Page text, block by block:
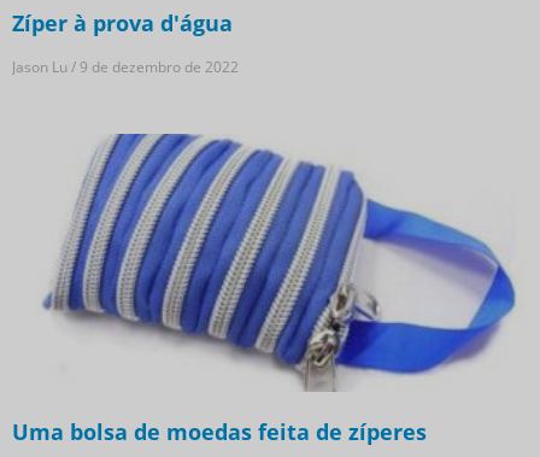
Zíper à prova d'água
Jason Lu 9 de dezembro de 2022
Uma bolsa de moedas feita de zíperes